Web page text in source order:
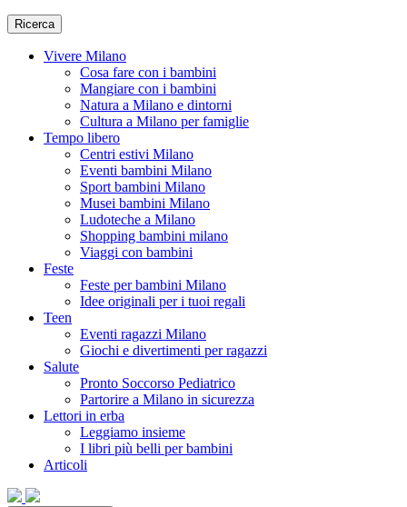
Ricerca
Vivere Milano
Cosa fare con i bambini
Mangiare con i bambini
Natura a Milano e dintorni
Cultura a Milano per famiglie
Tempo libero
Centri estivi Milano
Eventi bambini Milano
Sport bambini Milano
Musei bambini Milano
Ludoteche a Milano
Shopping bambini milano
Viaggi con bambini
Feste
Feste per bambini Milano
Idee originali per i tuoi regali
Teen
Eventi ragazzi Milano
Giochi e divertimenti per ragazzi
Salute
Pronto Soccorso Pediatrico
Partorire a Milano in sicurezza
Lettori in erba
Leggiamo insieme
I libri più belli per bambini
Articoli